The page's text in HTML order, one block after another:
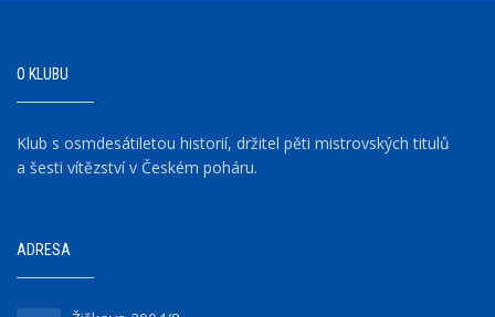
O KLUBU
Klub s osmdesátiletou historií, držitel pěti mistrovských titulů
a šesti vítězství v Českém poháru.
ADRESA